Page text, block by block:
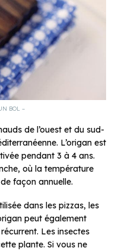
BOL –
de l’ouest et du sud-
L’origan est
pendant 3 à 4 ans.
où la température
façon annuelle.
dans les pizzas, les
peut également
Les insectes
plante. Si vous ne